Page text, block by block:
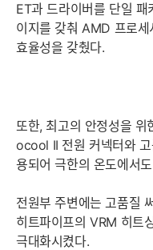
ET과 드라이버를 단일 패
이지를 갖춰 AMD 프로세
효율성을 갖췄다.
또한, 최고의 안정성을
ocool II 전원 커넥터와
용되어 극한의 온도에서
전원부 주변에는 고품질
히트파이프의 VRM 히트
극대화시켰다.